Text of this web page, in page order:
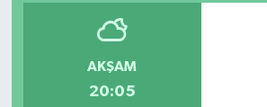
AKŞAM
20:05